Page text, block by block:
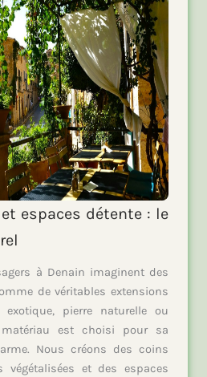
espaces détente : le
à Denain imaginent des
de véritables extensions
pierre naturelle ou
est choisi pour sa
Nous créons des coins
végétalisées et des espaces